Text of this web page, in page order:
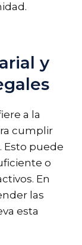
y
a la
cumplir
Esto puede
o
En
las
esta